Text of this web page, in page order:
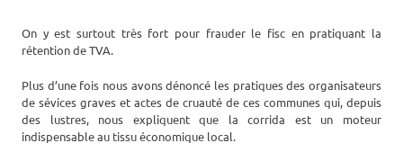
On y est surtout très fort pour frauder le fisc en pratiquant la
rétention de TVA.
Plus d’une fois nous avons dénoncé les pratiques des organisateurs
de sévices graves et actes de cruauté de ces communes qui, depuis
des lustres, nous expliquent que la corrida est un moteur
indispensable au tissu économique local.